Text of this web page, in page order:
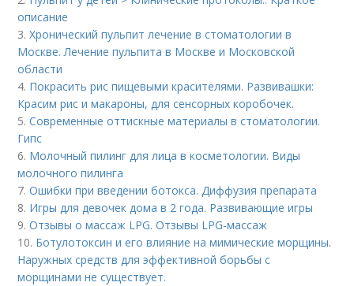
описание
3.Хронический пульпит лечение в стоматологии в
Москве. Лечение пульпита в Москве и Московской
области
4. Покрасить рис пищевыми красителями. Развивашки:
Красим рис и макароны, для сенсорных коробочек.
5.Современные оттискные материалы в стоматологии.
Гипс
6. Молочный пилинг для лица в косметологии. Виды
молочного пилинга
7.Ошибки при введении ботокса. Диффузия препарата
8. Игры для девочек дома в 2 года. Развивающие игры
9.Отзывы о массаж LPG. Отзывы LPG-массаж
10. Ботулотоксин и его влияние на мимические морщины.
Наружных средств для эффективной борьбы с
морщинами не существует.